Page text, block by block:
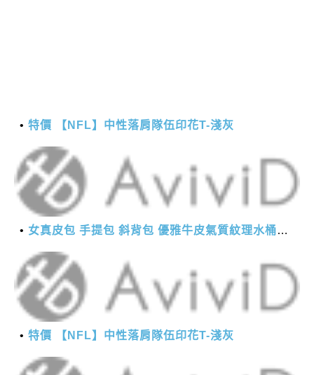
特價 【NFL】中性落肩隊伍印花T-淺灰
女真皮包 手提包 斜背包 優雅牛皮氣質紋理水桶包(2色)【XBO7950112】＊艾美時尚(現+預)
特價 【NFL】中性落肩隊伍印花T-淺灰